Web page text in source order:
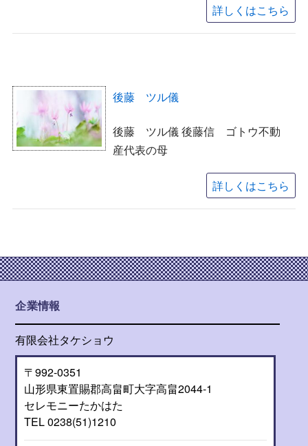
詳しくはこちら
後藤 ツル儀
後藤 ツル儀 後藤信 ゴトウ不動
産代表の母
詳しくはこちら
企業情報
有限会社タケショウ
〒992-0351
山形県東置賜郡高畠町大字高畠2044-1
セレモニーたかはた
TEL 0238(51)1210